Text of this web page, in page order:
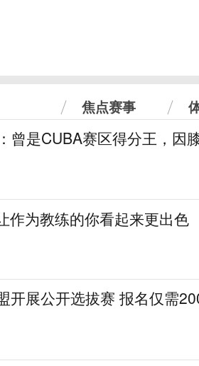
焦点赛事
曾是CUBA赛区得分王，因
作为教练的你看起来更出色
开展公开选拔赛 报名仅需